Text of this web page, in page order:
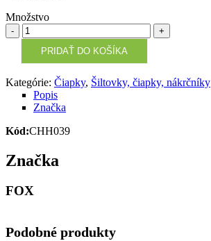
Množstvo
Množstvo
PRIDAŤ DO KOŠÍKA
Kategórie: Čiapky, Šiltovky, čiapky, nákrčníky
Popis
Značka
Kód:CHH039
Značka
FOX
Podobné produkty